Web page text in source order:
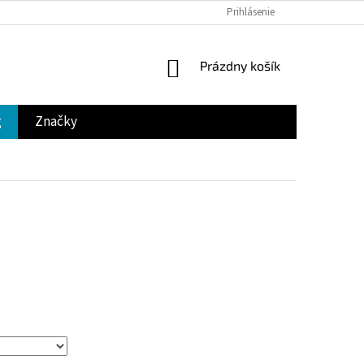
Prihlásenie
NÁKUPNÝ
Prázdny košík
Značky